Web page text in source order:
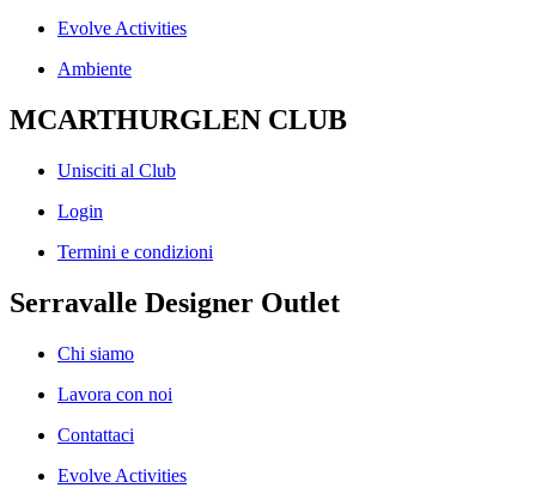
Evolve Activities
Ambiente
MCARTHURGLEN CLUB
Unisciti al Club
Login
Termini e condizioni
Serravalle Designer Outlet
Chi siamo
Lavora con noi
Contattaci
Evolve Activities